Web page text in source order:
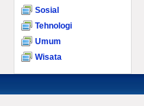
Sosial
Tehnologi
Umum
Wisata